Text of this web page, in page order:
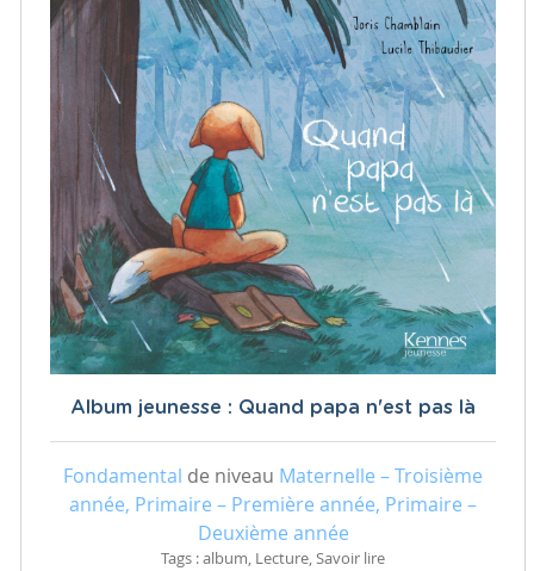
Album jeunesse : Quand papa n'est pas là
Fondamental de niveau Maternelle – Troisième
année, Primaire – Première année, Primaire –
Deuxième année
Tags : album, Lecture, Savoir lire